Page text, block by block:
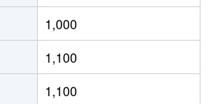
1,000
1,100
1,100